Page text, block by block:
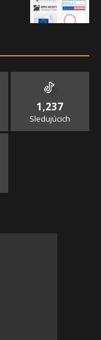
1,237
Sledujúcich